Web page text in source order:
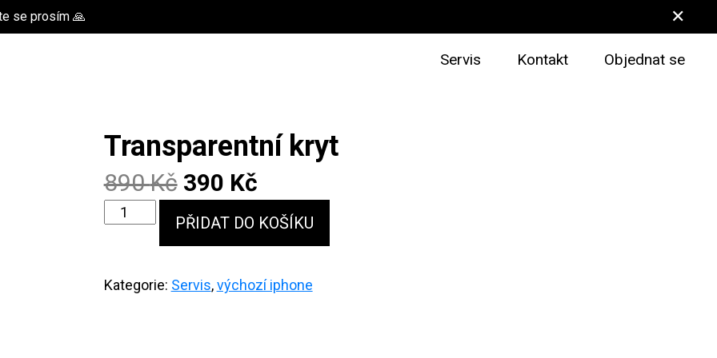
se prosím 🙏 ✕
Servis Kontakt Objednat se
Transparentní kryt
890Kč Original
price
was:
890 Kč.
390 KčCurrent
price
is:
390 Kč.
Transparentní
kryt
množství
PŘIDAT DO KOŠÍKU
Kategorie: Servis,výchozí iphone